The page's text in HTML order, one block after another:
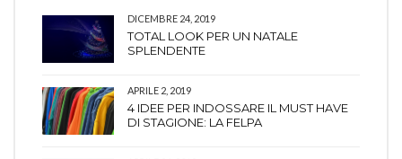
DICEMBRE 24, 2019
TOTAL LOOK PER UN NATALE
SPLENDENTE
APRILE 2, 2019
4 IDEE PER INDOSSARE IL MUST HAVE
DI STAGIONE: LA FELPA